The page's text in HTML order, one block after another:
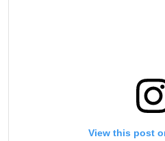
View this post